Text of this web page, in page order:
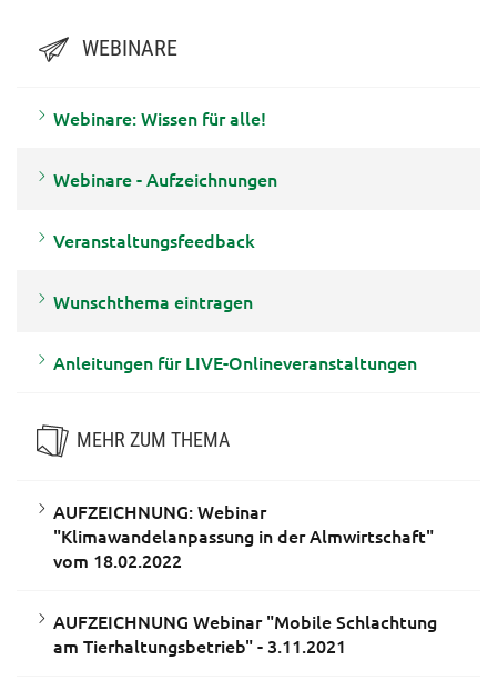
WEBINARE
Webinare: Wissen für alle!
Webinare - Aufzeichnungen
Veranstaltungsfeedback
Wunschthema eintragen
Anleitungen für LIVE-Onlineveranstaltungen
MEHR ZUM THEMA
AUFZEICHNUNG: Webinar
"Klimawandelanpassung in der Almwirtschaft"
vom 18.02.2022
AUFZEICHNUNG Webinar "Mobile Schlachtung
am Tierhaltungsbetrieb" - 3.11.2021